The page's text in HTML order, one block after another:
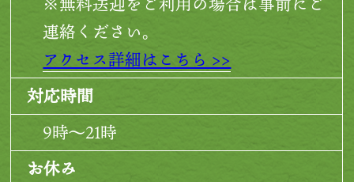
連絡ください。
アクセス詳細はこちら >>
対応時間
9時～21時
お休み